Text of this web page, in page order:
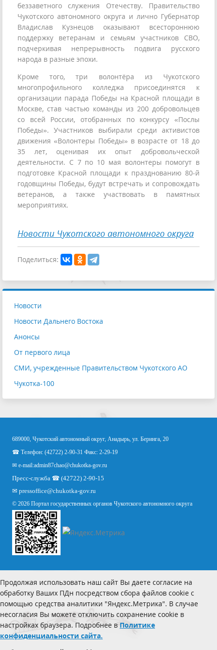
беззаветного служения Отечеству. Правительство
Чукотского автономного округа и лично Губернатор
Владислав Кузнецов оказывают всестороннюю
поддержку ветеранам и семьям участников СВО,
подчеркивая непрерывность подвига русского
народа в разные эпохи.
Кроме того, три волонтёра из Чукотского
многопрофильного колледжа присоединятся к
организации парада Победы на Красной площади в
Москве, став частью команды из 200 добровольцев
со всей России, отобранных по конкурсу «Послы
Победы». Участников выбирали среди активистов
движения «Волонтеры Победы» в возрасте от 18 до
35 лет, оценивая их опыт добровольческой
деятельности. С 7 по 10 мая волонтеры помогут в
подготовке Красной площади к празднованию 80-й
годовщины Победы, будут встречать и сопровождать
ветеранов, а также участвовать в памятных
мероприятиях.
Новости Чукотского автономного округа
Поделиться:
Новости
Новости Дальнего Востока
Анонсы
От первого лица
СМИ, учрежденные Правительством Чукотского АО
Чукотка-100
689000, Чукотский автономный округ, Анадырь, ул. Беринга, 20
☎ Телефон: (42722) 2-90-31 Факс: 2-29-19
✉ e-mail:admin87chao@chukotka-gov.ru
Пресс-служба ☎ (42722) 2-90-15
✉ pressoffice@chukotka-gov.ru
© 2026 Портал государственных органов Чукотского автономного округа
Продолжая использовать наш сайт Вы даете согласие на
обработку Ваших ПДн посредством сбора файлов cookie с
помощью средства аналитики "Яндекс.Метрика". В случае
несогласия Вы можете отключить сохранение cookie в
настройках браузера. Подробнее в Политике
конфиденциальности сайта.